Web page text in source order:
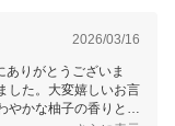
2026/03/16
りがとうございま
した。大変嬉しいお言
かな柚子の香りと苦